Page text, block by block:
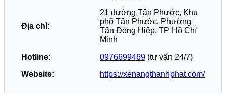
Địa chỉ:
21 đường Tân Phước, Khu
phố Tân Phước, Phường
Tân Đông Hiệp, TP Hồ Chí
Minh
Hotline:
0976699469 (tư vấn 24/7)
Website:
https://xenangthanhphat.com/